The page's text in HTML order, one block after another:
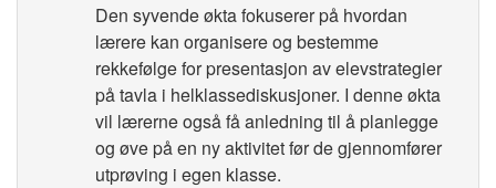
Den syvende økta fokuserer på hvordan
lærere kan organisere og bestemme
rekkefølge for presentasjon av elevstrategier
på tavla i helklassediskusjoner. I denne økta
vil lærerne også få anledning til å planlegge
og øve på en ny aktivitet før de gjennomfører
utprøving i egen klasse.